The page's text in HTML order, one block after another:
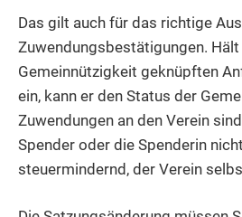
Das gilt auch für das richtige
Zuwendungsbestätigungen.
Gemeinnützigkeit geknüpften
ein, kann er den Status der
Zuwendungen an den Verein
Spender oder die Spenderin
steuermindernd, der Verein